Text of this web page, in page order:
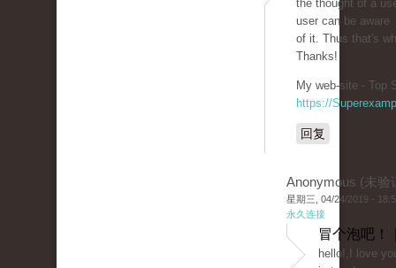
the thought of a
user can be aware
of it. Thus that's
Thanks!
My web-site - Top
https://
回复
Anonymous (未验
星期三, 04/24/2019 -
永久连接
冒个泡吧！
hello!,I love